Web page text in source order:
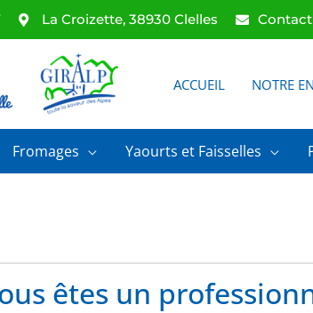
La Croizette, 38930 Clelles Contact
ACCUEIL NOTRE
Fromages Yaourts et Faisselles
êtes un